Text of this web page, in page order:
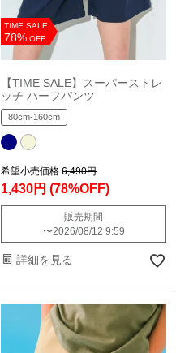
TIME SALE
78% OFF
【TIME SALE】スーパーストレ
ッチ ハーフパンツ
80cm-160cm
希望小売価格 6,490円
1,430円 (78%OFF)
販売期間
〜2026/08/12 9:59
詳細を見る